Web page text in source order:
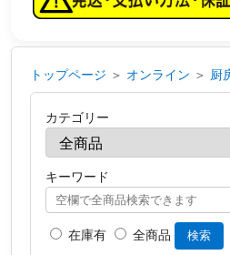
トップページ ＞ オンライン ＞ 厨
カテゴリー
キーワード
在庫有 全商品 検索